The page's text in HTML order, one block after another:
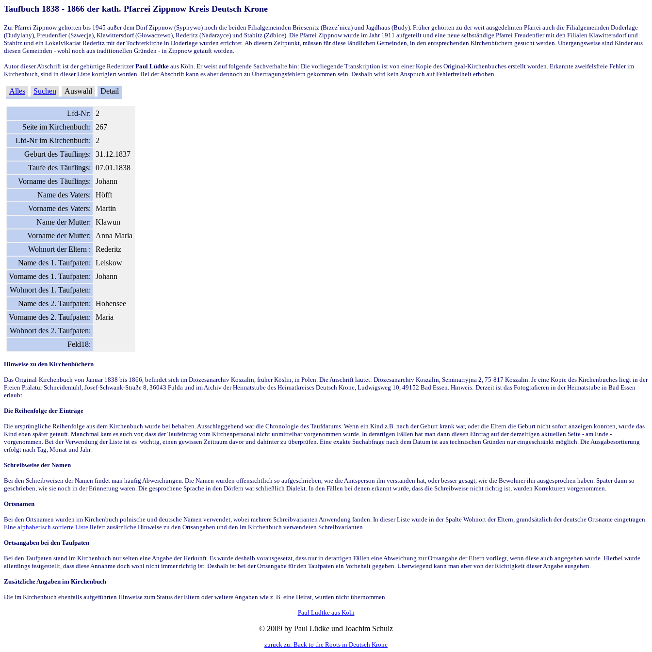
Taufbuch 1838 - 1866 der kath. Pfarrei Zippnow Kreis Deutsch Krone
Zur Pfarrei Zippnow gehörten bis 1945 außer dem Dorf Zippnow (Sypnywo) noch die beiden Filialgemeinden Briesenitz (Brzez`nica) und Jagdhaus (Budy). Früher gehörten zu der weit ausgedehnten Pfarrei auch die Filialgemeinden Doderlage
(Dudylany), Freudenfier (Szwecja), Klawittersdorf (Glowaczewo), Rederitz (Nadarzyce) und Stabitz (Zdbice). Die Pfarrei Zippnow wurde im Jahr 1911 aufgeteilt und eine neue selbständige Pfarrei Freudenfier mit den Filialen Klawittersdorf und
Stabitz und ein Lokalvikariat Rederitz mit der Tochterkirche in Doderlage wurden errichtet. Ab diesem Zeitpunkt, müssen für diese ländlichen Gemeinden, in den entsprechenden Kirchenbüchern gesucht werden. Übergangsweise sind Kinder aus
diesen Gemeinden - wohl noch aus traditionellen Gründen - in Zippnow getauft worden.
Autor dieser Abschrift ist der gebürtige RederitzerPaul Lüdtke aus Köln. Er weist auf folgende Sachverhalte hin: Die vorliegende Transkription ist von einer Kopie des Original-Kirchenbuches erstellt worden. Erkannte zweifelsfreie Fehler im
Kirchenbuch, sind in dieser Liste korrigiert worden. Bei der Abschrift kann es aber dennoch zu Übertragungsfehlern gekommen sein. Deshalb wird kein Anspruch auf Fehlerfreiheit erhoben.
Alles Suchen Auswahl Detail
Lfd-Nr:
2
Seite im Kirchenbuch:
267
Lfd-Nr im Kirchenbuch:
2
Geburt des Täuflings:
31.12.1837
Taufe des Täuflings:
07.01.1838
Vorname des Täuflings:
Johann
Name des Vaters:
Höfft
Vorname des Vaters:
Martin
Name der Mutter:
Klawun
Vorname der Mutter:
Anna Maria
Wohnort der Eltern :
Rederitz
Name des 1. Taufpaten:
Leiskow
Vorname des 1. Taufpaten:
Johann
Wohnort des 1. Taufpaten:
Name des 2. Taufpaten:
Hohensee
Vorname des 2. Taufpaten:
Maria
Wohnort des 2. Taufpaten:
Feld18:
Hinweise zu den Kirchenbüchern
Das Original-Kirchenbuch von Januar 1838 bis 1866, befindet sich im Diözesanarchiv Koszalin, früher Köslin, in Polen. Die Anschrift lautet: Diözesanarchiv Koszalin, Seminarryjna 2, 75-817 Koszalin. Je eine Kopie des Kirchenbuches liegt in der
Freien Prälatur Schneidemühl, Josef-Schwank-Straße 8, 36043 Fulda und im Archiv der Heimatstube des Heimatkreises Deutsch Krone, Ludwigsweg 10, 49152 Bad Essen. Hinweis: Derzeit ist das Fotografieren in der Heimatstube in Bad Essen
erlaubt.
Die Reihenfolge der Einträge
Die ursprüngliche Reihenfolge aus dem Kirchenbuch wurde bei behalten. Ausschlaggebend war die Chronologie des Taufdatums. Wenn ein Kind z.B. nach der Geburt krank war, oder die Eltern die Geburt nicht sofort anzeigen konnten, wurde das
Kind eben später getauft. Manchmal kam es auch vor, dass der Taufeintrag vom Kirchenpersonal nicht unmittelbar vorgenommen wurde. In derartigen Fällen hat man dann diesen Eintrag auf der derzeitigen aktuellen Seite - am Ende -
vorgenommen. Bei der Verwendung der Liste ist es wichtig, einen gewissen Zeitraum davor und dahinter zu überprüfen. Eine exakte Suchabfrage nach dem Datum ist aus technischen Gründen nur eingeschränkt möglich. Die Ausgabesortierung
erfolgt nach Tag, Monat und Jahr.
Schreibweise der Namen
Bei den Schreibweisen der Namen findet man häufig Abweichungen. Die Namen wurden offensichtlich so aufgeschrieben, wie die Amtsperson ihn verstanden hat, oder besser gesagt, wie die Bewohner ihn ausgesprochen haben. Später dann so
geschrieben, wie sie noch in der Erinnerung waren. Die gesprochene Sprache in den Dörfern war schließlich Dialekt. In den Fällen bei denen erkannt wurde, dass die Schreibweise nicht richtig ist, wurden Korrekturen vorgenommen.
Ortsnamen
Bei den Ortsnamen wurden im Kirchenbuch polnische und deutsche Namen verwendet, wobei mehrere Schreibvarianten Anwendung fanden. In dieser Liste wurde in der Spalte Wohnort der Eltern, grundsätzlich der deutsche Ortsname eingetragen.
Eine alphabetisch sortierte Liste liefert zusätzliche Hinweise zu den Ortsangaben und den im Kirchenbuch verwendeten Schreibvarianten.
Ortsangaben bei den Taufpaten
Bei den Taufpaten stand im Kirchenbuch nur selten eine Angabe der Herkunft. Es wurde deshalb vorausgesetzt, dass nur in derartigen Fällen eine Abweichung zur Ortsangabe der Eltern vorliegt, wenn diese auch angegeben wurde. Hierbei wurde
allerdings festgestellt, dass diese Annahme doch wohl nicht immer richtig ist. Deshalb ist bei der Ortsangabe für den Taufpaten ein Vorbehalt gegeben. Überwiegend kann man aber von der Richtigkeit dieser Angabe ausgehen.
Zusätzliche Angaben im Kirchenbuch
Die im Kirchenbuch ebenfalls aufgeführten Hinweise zum Status der Eltern oder weitere Angaben wie z. B. eine Heirat, wurden nicht übernommen.
Paul Lüdtke aus Köln
© 2009 by Paul Lüdke und Joachim Schulz
zurück zu: Back to the Roots in Deutsch Krone